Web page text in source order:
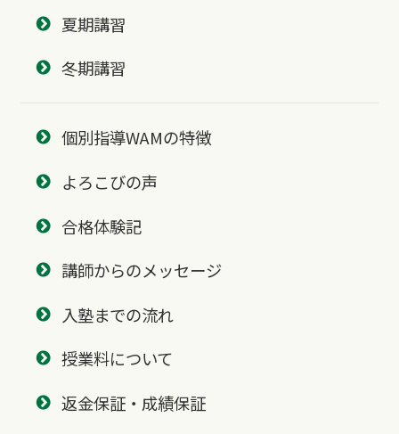
夏期講習
冬期講習
個別指導WAMの特徴
よろこびの声
合格体験記
講師からのメッセージ
入塾までの流れ
授業料について
返金保証・成績保証